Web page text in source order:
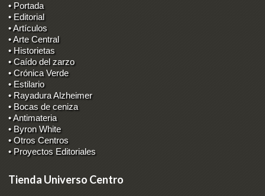
• Portada
• Editorial
• Artículos
• Arte Central
• Historietas
• Caído del zarzo
• Crónica Verde
• Estilario
• Rayadura Alzheimer
• Bocas de ceniza
• Antimateria
• Byron White
• Otros Centros
• Proyectos Editoriales
Tienda Universo Centro